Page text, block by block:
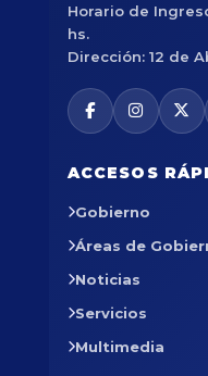
Horario de
hs.
Dirección: 12 de
ACCESOS
Gobierno
Áreas de
Noticias
Servicios
Multimedia